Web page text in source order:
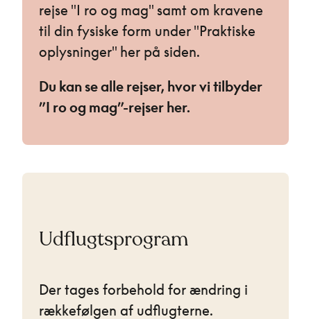
rejse "I ro og mag" samt om kravene
til din fysiske form under "Praktiske
oplysninger" her på siden.
Du kan se alle rejser, hvor vi tilbyder
”I ro og mag”-rejser her.
Udflugtsprogram
Der tages forbehold for ændring i
rækkefølgen af udflugterne.